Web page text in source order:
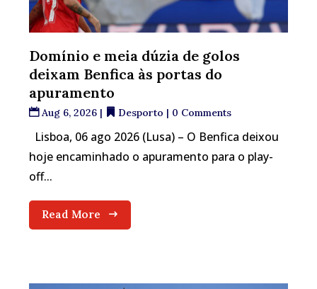
Domínio e meia dúzia de golos
deixam Benfica às portas do
apuramento
Aug 6, 2026 | Desporto | 0 Comments
Lisboa, 06 ago 2026 (Lusa) – O Benfica deixou
hoje encaminhado o apuramento para o play-
off...
Read More